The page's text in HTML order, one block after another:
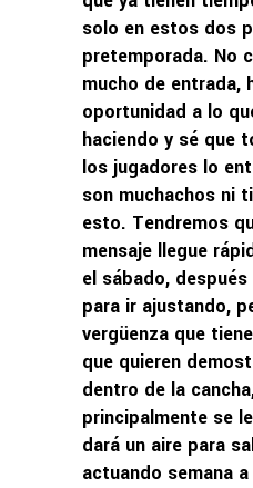
solo en estos dos
pretemporada. No
mucho de entrada,
oportunidad a lo
haciendo y sé que
los jugadores lo
son muchachos ni
esto. Tendremos
mensaje llegue
el sábado,
para ir ajustando,
vergüenza que
que quieren
dentro de la
principalmente se
dará un aire para
actuando semana